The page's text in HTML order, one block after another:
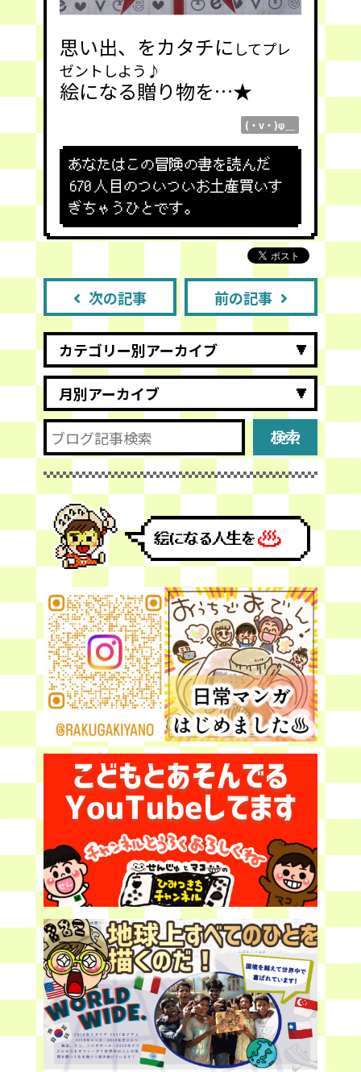
思い出、をカタチに してプレ
ゼントしよう♪
絵になる贈り物を…★
(・v・)φ＿
あなたはこの冒険の書を読んだ
670 人目のついついお土産買いす
ぎちゃうひとです。
次の記事 前の記事